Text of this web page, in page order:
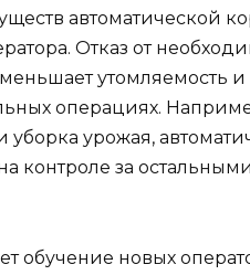
автоматической
Отказ от
утомляемость
операциях.
уборка урожая,
контроле за
обучение новых